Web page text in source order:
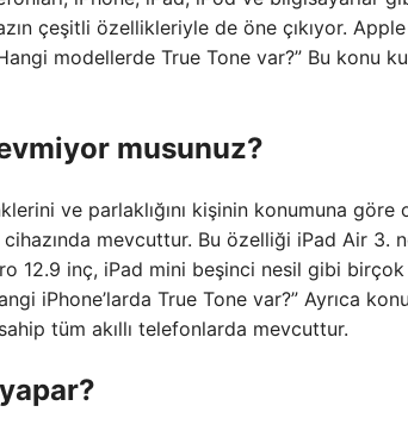
çeşitli özellikleriyle de öne çıkıyor.
modellerde True Tone var?” Bu konu
musunuz?
ve parlaklığını kişinin konumuna
mevcuttur. Bu özelliği iPad Air 3.
12.9 inç, iPad mini beşinci nesil gibi
iPhone’larda True Tone var?” Ayrıca
tüm akıllı telefonlarda mevcuttur.